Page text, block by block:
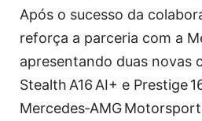
Após o sucesso da
reforça a parceria com a
apresentando duas novas
Stealth A16 AI+ e Prestige
Mercedes‑AMG